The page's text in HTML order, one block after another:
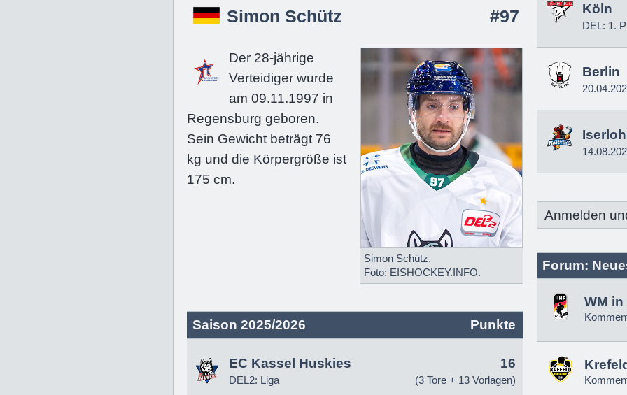
Simon Schütz #97
Simon Schütz.
Foto: EISHOCKEY.INFO.
Der 28-jährige
Verteidiger wurde
am 09.11.1997 in
Regensburg geboren.
Sein Gewicht beträgt 76
kg und die Körpergröße ist
175 cm.
Saison 2025/2026 Punkte
EC Kassel Huskies
DEL2: Liga
16
(3 Tore + 13 Vorlagen)
Köln
DEL: 1.
Berlin
Anmelden
Forum:
WM